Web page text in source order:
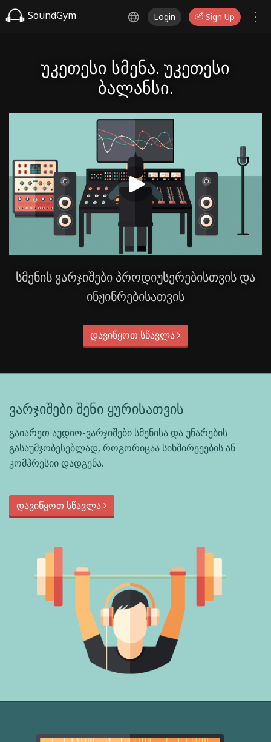
SoundGym Login Sign Up
უკეთესი სმენა. უკეთესი
ბალანსი.
სმენის ვარჯიშები პროდიუსერებისთვის და
ინჟინრებისათვის
დავიწყოთ სწავლა
ვარჯიშები შენი ყურისათვის
გაიარეთ აუდიო-ვარჯიშები სმენისა და უნარების
გასაუმჯობესებლად, როგორიცაა სიხშირეეების ან
კომპრესიი დადგენა.
დავიწყოთ სწავლა